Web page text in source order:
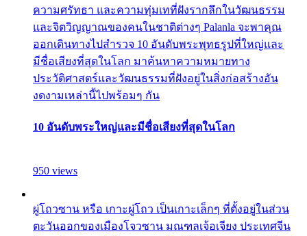
ความศรัทธา และความทุ่มเทที่ฝังรากลึกในวัฒนธรรม
และจิตวิญญาณของคนในชาติต่างๆ Palanla จะพาคุณ
ออกเดินทางไปสำรวจ 10 อันดับพระพุทธรูปที่ใหญ่และ
มีชื่อเสียงที่สุดในโลก มาค้นหาความหมายทาง
ประวัติศาสตร์และวัฒนธรรมที่ฝังอยู่ในสิ่งก่อสร้างอัน
งดงามเหล่านี้ไปพร้อมๆ กัน
10 อันดับพระใหญ่และมีชื่อเสียงที่สุดในโลก
950 views
ผู่โถวซาน หรือ เกาะผู่โถว เป็นเกาะเล็กๆ ที่ตั้งอยู่ในส่วน
ตะวันออกของเมืองโจวซาน มณฑลเจ้อเจียง ประเทศจีน